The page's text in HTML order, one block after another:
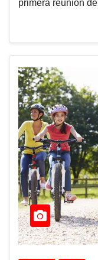
primera reunión